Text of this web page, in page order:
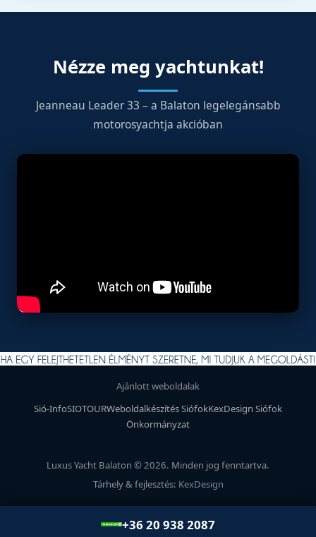
Nézze meg yachtunkat!
Jeanneau Leader 33 – a Balaton legelegánsabb
motorosyachtja akcióban
Ajánlott weboldalak
Sió-InfoSIOTOURWeboldalkészítés SiófokKexDesign Siófok
Önkormányzat
Luxus Yacht Balaton © 2026. Minden jog fenntartva.
Tárhely & fejlesztés: KexDesign
+36 20 938 2087